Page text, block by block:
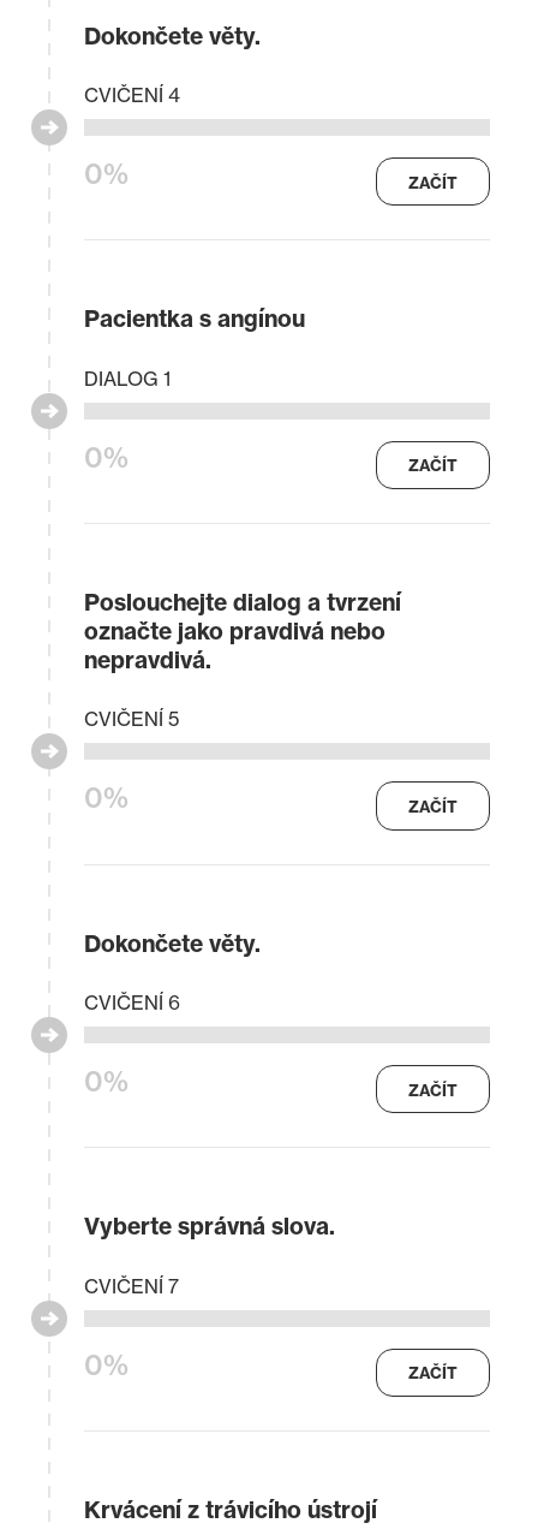
Dokončete věty.
0%
CVIČENÍ 4
ZAČÍT
Pacientka s angínou
0%
DIALOG 1
ZAČÍT
Poslouchejte dialog a tvrzení
označte jako pravdivá nebo
nepravdivá.
0%
CVIČENÍ 5
ZAČÍT
Dokončete věty.
0%
CVIČENÍ 6
ZAČÍT
Vyberte správná slova.
0%
CVIČENÍ 7
ZAČÍT
Krvácení z trávicího ústrojí